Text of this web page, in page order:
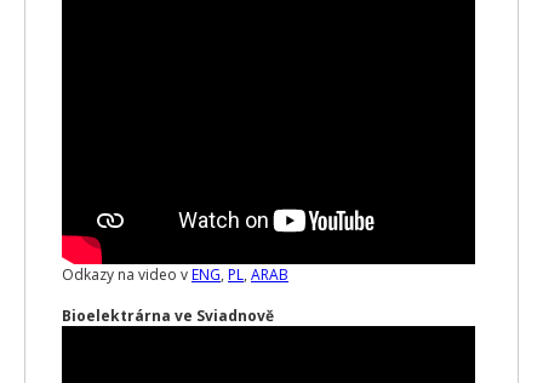
Odkazy na video vENG, PL, ARAB
Bioelektrárna ve Sviadnově